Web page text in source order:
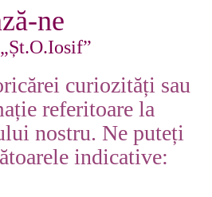
ne
curiozități sau
referitoare la
nostru. Ne puteți
indicative: